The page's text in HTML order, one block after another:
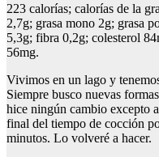
223 calorías; calorías de la
2,7g; grasa mono 2g; grasa
5,3g; fibra 0,2g; colesterol
56mg.
Vivimos en un lago y
Siempre busco nuevas
hice ningún cambio excepto
final del tiempo de cocción
minutos. Lo volveré a hacer.